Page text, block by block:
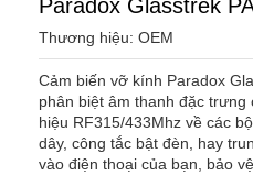
Paradox Glasstrek
Thương hiệu: OEM
Cảm biến vỡ kính Paradox
phân biệt âm thanh đặc
hiệu RF315/433Mhz về các
dây, công tắc bật đèn, hay
vào điện thoại của bạn, bảo